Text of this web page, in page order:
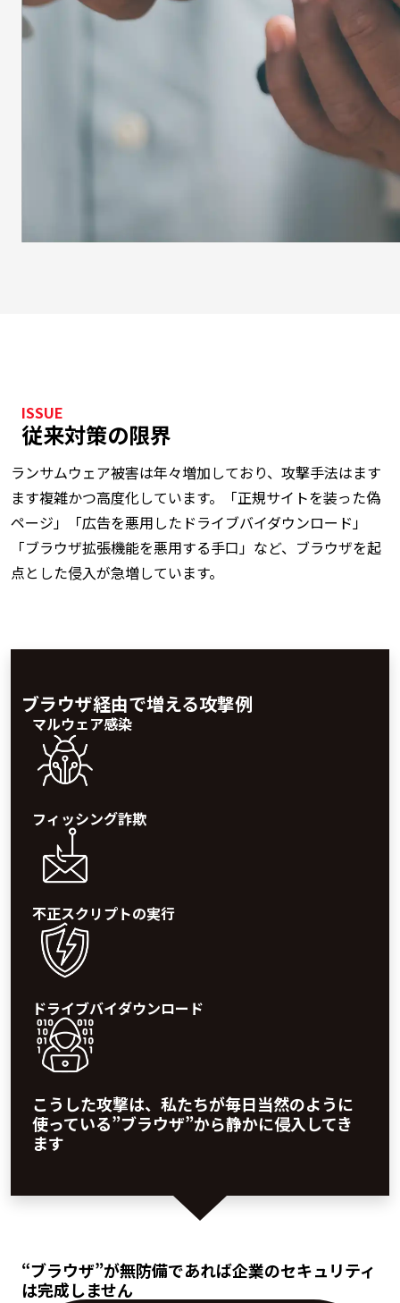
ISSUE
従来対策の限界
ランサムウェア被害は年々増加しており、攻撃手法はます
ます複雑かつ高度化しています。「正規サイトを装った偽
ページ」「広告を悪用したドライブバイダウンロード」
「ブラウザ拡張機能を悪用する手口」など、ブラウザを起
点とした侵入が急増しています。
ブラウザ経由で増える攻撃例
マルウェア感染
フィッシング詐欺
不正スクリプトの実行
ドライブバイダウンロード
こうした攻撃は、私たちが毎日当然のように
使っている”ブラウザ”から静かに侵入してき
ます
“ブラウザ”が無防備であれば企業のセキュリティ
は完成しません